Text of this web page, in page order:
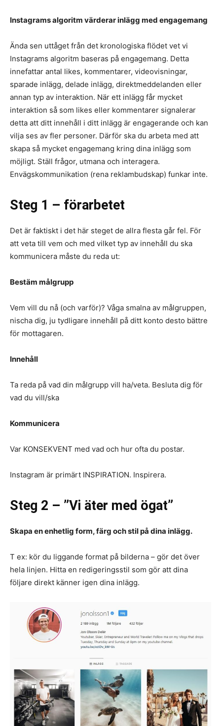
Instagrams algoritm värderar inlägg med engagemang
Ända sen uttåget från det kronologiska flödet vet vi
Instagrams algoritm baseras på engagemang. Detta
innefattar antal likes, kommentarer, videovisningar,
sparade inlägg, delade inlägg, direktmeddelanden eller
annan typ av interaktion. När ett inlägg får mycket
interaktion så som likes eller kommentarer signalerar
detta att ditt innehåll i ditt inlägg är engagerande och kan
vilja ses av fler personer. Därför ska du arbeta med att
skapa så mycket engagemang kring dina inlägg som
möjligt. Ställ frågor, utmana och interagera.
Envägskommunikation (rena reklambudskap) funkar inte.
Steg 1 – förarbetet
Det är faktiskt i det här steget de allra flesta går fel. För
att veta till vem och med vilket typ av innehåll du ska
kommunicera måste du reda ut:
Bestäm målgrupp
Vem vill du nå (och varför)? Våga smalna av målgruppen,
nischa dig, ju tydligare innehåll på ditt konto desto bättre
för mottagaren.
Innehåll
Ta reda på vad din målgrupp vill ha/veta. Besluta dig för
vad du vill/ska
Kommunicera
Var KONSEKVENT med vad och hur ofta du postar.
Instagram är primärt INSPIRATION. Inspirera.
Steg 2 – ”Vi äter med ögat”
Skapa en enhetlig form, färg och stil på dina inlägg.
T ex: kör du liggande format på bilderna – gör det över
hela linjen. Hitta en redigeringsstil som gör att dina
följare direkt känner igen dina inlägg.